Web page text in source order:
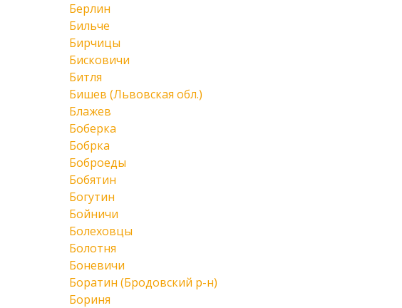
Берлин
Бильче
Бирчицы
Бисковичи
Битля
Бишев (Львовская обл.)
Блажев
Боберка
Бобрка
Боброеды
Бобятин
Богутин
Бойничи
Болеховцы
Болотня
Боневичи
Боратин (Бродовский р-н)
Бориня